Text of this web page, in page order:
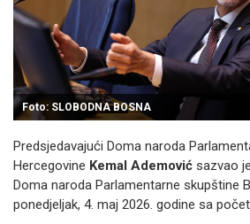
Foto: SLOBODNA BOSNA
Predsjedavajući Doma naroda
Hercegovine Kemal Ademović sazvao
Doma naroda Parlamentarne skupštine
ponedjeljak, 4. maj 2026. godine sa